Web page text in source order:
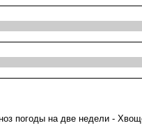
погоды на две недели -